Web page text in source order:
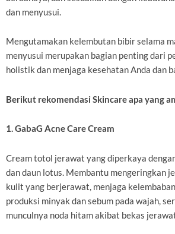
dan menyusui.
Mengutamakan kelembutan bibir selama
menyusui merupakan bagian penting dari
holistik dan menjaga kesehatan Anda dan
Berikut rekomendasi Skincare apa yang
1. GabaG Acne Care Cream
Cream totol jerawat yang diperkaya
dan daun lotus. Membantu mengeringkan
kulit yang berjerawat, menjaga
produksi minyak dan sebum pada wajah,
munculnya noda hitam akibat bekas